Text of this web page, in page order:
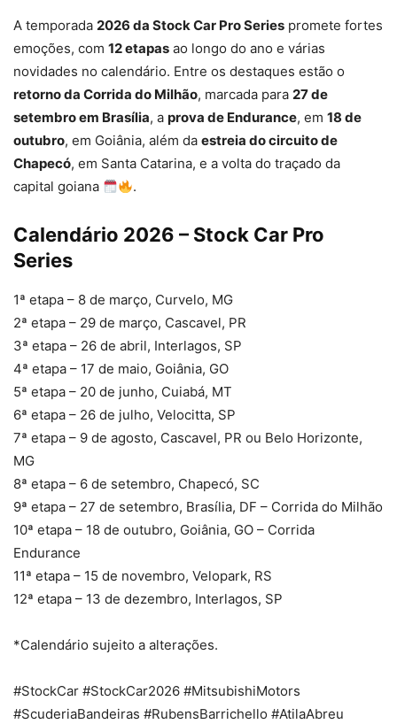
A temporada 2026 da Stock Car Pro Series promete fortes
emoções, com 12 etapas ao longo do ano e várias
novidades no calendário. Entre os destaques estão o
retorno da Corrida do Milhão, marcada para 27 de
setembro em Brasília, a prova de Endurance, em 18 de
outubro, em Goiânia, além da estreia do circuito de
Chapecó, em Santa Catarina, e a volta do traçado da
capital goiana
.
Calendário 2026 – Stock Car Pro
Series
1ª etapa – 8 de março, Curvelo, MG
2ª etapa – 29 de março, Cascavel, PR
3ª etapa – 26 de abril, Interlagos, SP
4ª etapa – 17 de maio, Goiânia, GO
5ª etapa – 20 de junho, Cuiabá, MT
6ª etapa – 26 de julho, Velocitta, SP
7ª etapa – 9 de agosto, Cascavel, PR ou Belo Horizonte,
MG
8ª etapa – 6 de setembro, Chapecó, SC
9ª etapa – 27 de setembro, Brasília, DF – Corrida do Milhão
10ª etapa – 18 de outubro, Goiânia, GO – Corrida
Endurance
11ª etapa – 15 de novembro, Velopark, RS
12ª etapa – 13 de dezembro, Interlagos, SP
*Calendário sujeito a alterações.
#StockCar #StockCar2026 #MitsubishiMotors
#ScuderiaBandeiras #RubensBarrichello #AtilaAbreu